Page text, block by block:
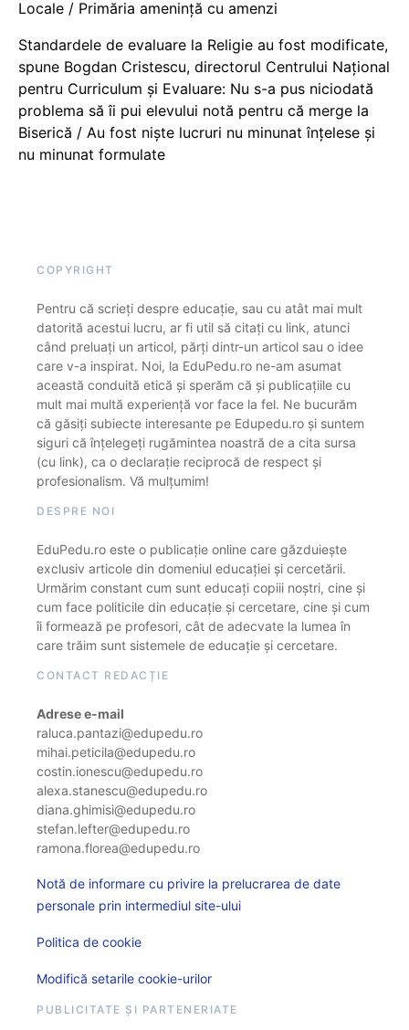
Locale / Primăria amenință cu amenzi
Standardele de evaluare la Religie au fost modificate,
spune Bogdan Cristescu, directorul Centrului Național
pentru Curriculum și Evaluare: Nu s-a pus niciodată
problema să îi pui elevului notă pentru că merge la
Biserică / Au fost niște lucruri nu minunat înțelese și
nu minunat formulate
COPYRIGHT
Pentru că scrieți despre educație, sau cu atât mai mult
datorită acestui lucru, ar fi util să citați cu link, atunci
când preluați un articol, părți dintr-un articol sau o idee
care v-a inspirat. Noi, la EduPedu.ro ne-am asumat
această conduită etică și sperăm că și publicațiile cu
mult mai multă experiență vor face la fel. Ne bucurăm
că găsiți subiecte interesante pe Edupedu.ro și suntem
siguri că înțelegeți rugămintea noastră de a cita sursa
(cu link), ca o declarație reciprocă de respect și
profesionalism. Vă mulțumim!
DESPRE NOI
EduPedu.ro este o publicație online care găzduiește
exclusiv articole din domeniul educației și cercetării.
Urmărim constant cum sunt educați copiii noștri, cine și
cum face politicile din educație și cercetare, cine și cum
îi formează pe profesori, cât de adecvate la lumea în
care trăim sunt sistemele de educație și cercetare.
CONTACT REDACȚIE
Adrese e-mail
raluca.pantazi@edupedu.ro
mihai.peticila@edupedu.ro
costin.ionescu@edupedu.ro
alexa.stanescu@edupedu.ro
diana.ghimisi@edupedu.ro
stefan.lefter@edupedu.ro
ramona.florea@edupedu.ro
Notă de informare cu privire la prelucrarea de date
personale prin intermediul site-ului
Politica de cookie
Modifică setarile cookie-urilor
PUBLICITATE ȘI PARTENERIATE